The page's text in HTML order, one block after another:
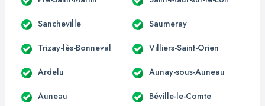
Sancheville Saumeray
Trizay-lès-Bonneval Villiers-Saint-Orien
Ardelu Aunay-sous-Auneau
Auneau Béville-le-Comte